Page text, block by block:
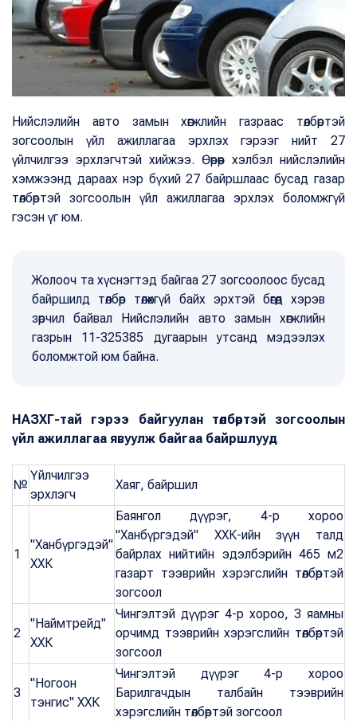
Нийслэлийн авто замын хөгжлийн газраас төлбөртэй
зогсоолын үйл ажиллагаа эрхлэх гэрээг нийт 27
үйлчилгээ эрхлэгчтэй хийжээ. Өөрөөр хэлбэл нийслэлийн
хэмжээнд дараах нэр бүхий 27 байршлаас бусад газар
төлбөртэй зогсоолын үйл ажиллагаа эрхлэх боломжгүй
гэсэн үг юм.
Жолооч та хүснэгтэд байгаа 27 зогсоолоос бусад
байршилд төлбөр төлөхгүй байх эрхтэй бөгөөд хэрэв
зөрчил байвал Нийслэлийн авто замын хөгжлийн
газрын 11-325385 дугаарын утсанд мэдээлэх
боломжтой юм байна.
НАЗХГ-тай гэрээ байгуулан төлбөртэй зогсоолын
үйл ажиллагаа явуулж байгаа байршлууд
№
Үйлчилгээ
эрхлэгч
Хаяг, байршил
1
"Ханбүргэдэй"
ХХК
Баянгол дүүрэг, 4-р хороо
"Ханбүргэдэй" ХХК-ийн зүүн талд
байрлах нийтийн эдэлбэрийн 465 м2
газарт тээврийн хэрэгслийн төлбөртэй
зогсоол
2
"Наймтрейд"
ХХК
Чингэлтэй дүүрэг 4-р хороо, 3 яамны
орчимд тээврийн хэрэгслийн төлбөртэй
зогсоол
3
"Ногоон
тэнгис" ХХК
Чингэлтэй дүүрэг 4-р хороо
Барилгачдын талбайн тээврийн
хэрэгслийн төлбөртэй зогсоол